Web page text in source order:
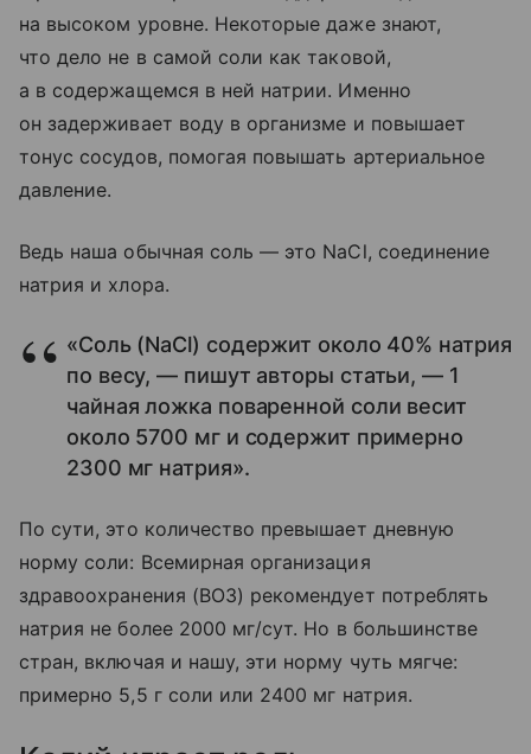
на высоком уровне. Некоторые даже знают,
что дело не в самой соли как таковой,
а в содержащемся в ней натрии. Именно
он задерживает воду в организме и повышает
тонус сосудов, помогая повышать артериальное
давление.
Ведь наша обычная соль — это NaCl, соединение
натрия и хлора.
«Соль (NaCl) содержит около 40% натрия
по весу, — пишут авторы статьи, — 1
чайная ложка поваренной соли весит
около 5700 мг и содержит примерно
2300 мг натрия».
По сути, это количество превышает дневную
норму соли: Всемирная организация
здравоохранения (ВОЗ) рекомендует потреблять
натрия не более 2000 мг/сут. Но в большинстве
стран, включая и нашу, эти норму чуть мягче:
примерно 5,5 г соли или 2400 мг натрия.